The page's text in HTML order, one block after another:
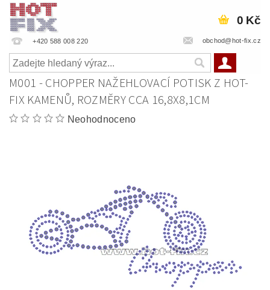
+420 588 008 220 obchod@hot-fix.cz
0 Kč
M001 - CHOPPER NAŽEHLOVACÍ POTISK Z HOT-
FIX KAMENŮ, ROZMĚRY CCA 16,8X8,1CM
Neohodnoceno